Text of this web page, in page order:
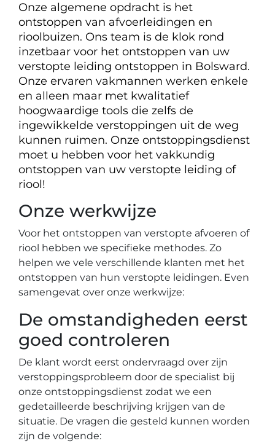
Onze algemene opdracht is het
ontstoppen van afvoerleidingen en
rioolbuizen. Ons team is de klok rond
inzetbaar voor het ontstoppen van uw
verstopte leiding ontstoppen in Bolsward.
Onze ervaren vakmannen werken enkele
en alleen maar met kwalitatief
hoogwaardige tools die zelfs de
ingewikkelde verstoppingen uit de weg
kunnen ruimen. Onze ontstoppingsdienst
moet u hebben voor het vakkundig
ontstoppen van uw verstopte leiding of
riool!
Onze werkwijze
Voor het ontstoppen van verstopte afvoeren of
riool hebben we specifieke methodes. Zo
helpen we vele verschillende klanten met het
ontstoppen van hun verstopte leidingen. Even
samengevat over onze werkwijze:
De omstandigheden eerst
goed controleren
De klant wordt eerst ondervraagd over zijn
verstoppingsprobleem door de specialist bij
onze ontstoppingsdienst zodat we een
gedetailleerde beschrijving krijgen van de
situatie. De vragen die gesteld kunnen worden
zijn de volgende: